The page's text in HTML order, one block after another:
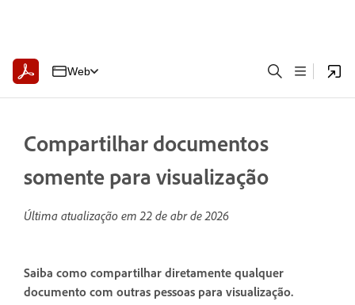
Web
Compartilhar documentos
somente para visualização
Última atualização em22 de abr de 2026
Saiba como compartilhar diretamente qualquer
documento com outras pessoas para visualização.